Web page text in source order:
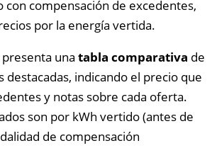
con compensación de excedentes,
por la energía vertida.
una tabla comparativa de
destacadas, indicando el precio que
y notas sobre cada oferta.
son por kWh vertido (antes de
de compensación